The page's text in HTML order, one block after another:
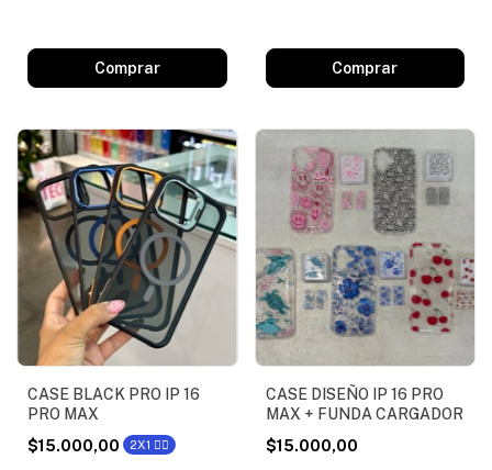
Comprar Comprar
CASE BLACK PRO IP 16
PRO MAX
$15.000,00
2X1 ❤️‍🔥
CASE DISEÑO IP 16 PRO
MAX + FUNDA CARGADOR
$15.000,00